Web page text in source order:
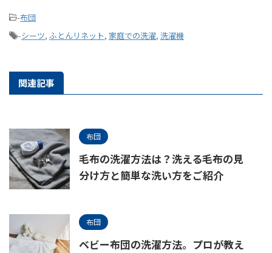
-布団
-シーツ, ふとんリネット, 家庭での洗濯, 洗濯機
関連記事
布団
毛布の洗濯方法は？洗える毛布の見
分け方と簡単な洗い方をご紹介
布団
ベビー布団の洗濯方法。プロが教え